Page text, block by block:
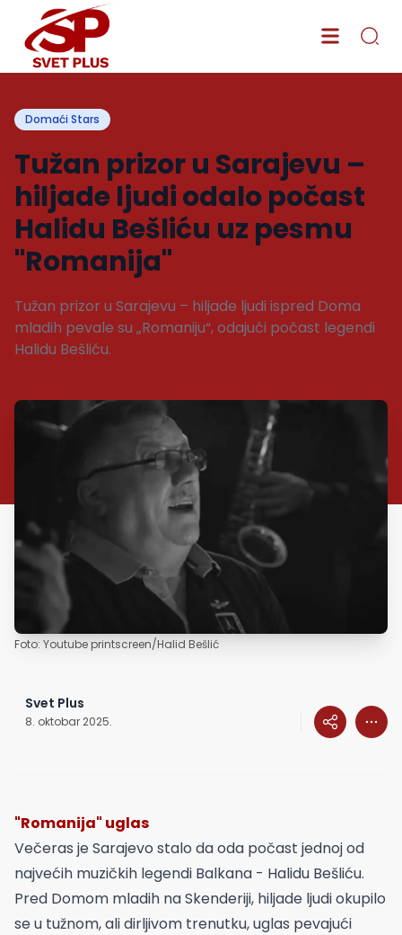
Domaći Stars
Tužan prizor u Sarajevu –
hiljade ljudi odalo počast
Halidu Bešliću uz pesmu
"Romanija"
Tužan prizor u Sarajevu – hiljade ljudi ispred Doma
mladih pevale su „Romaniju“, odajući počast legendi
Halidu Bešliću.
Foto: Youtube printscreen/Halid Bešlić
Svet Plus
8. oktobar 2025.
"Romanija" uglas
Večeras je Sarajevo stalo da oda počast jednoj od
najvećih muzičkih legendi Balkana - Halidu Bešliću.
Pred Domom mladih na Skenderiji, hiljade ljudi okupilo
se u tužnom, ali dirljivom trenutku, uglas pevajući